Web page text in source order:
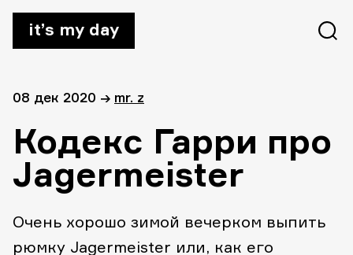
it’s my day
08 дек 2020 → mr. z
Кодекс Гарри про
Jagermeister
Очень хорошо зимой вечерком выпить
рюмку Jagermeister или, как его